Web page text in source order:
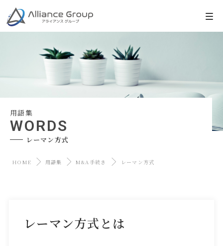
用語集
WORDS
レーマン方式
HOME 用語集 M&A手続き レーマン方式
レーマン方式とは